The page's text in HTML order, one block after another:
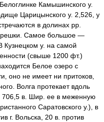
Камышинского у.
Царицынского у. 2,526, у
в долинах pp.
Самое большое —
Кузнецком у. на самой
(свыше 1200 фт.)
Белое озеро с
оно не имеет ни притоков,
Волга протекает вдоль
706,5 в. Шир. ее в меженную
Саратовского у.), в
г. Вольска, 20 в. против